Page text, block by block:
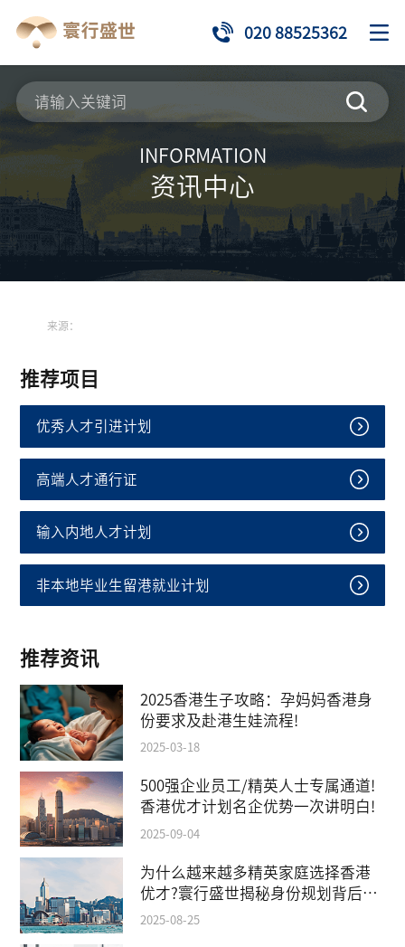
020 88525362
INFORMATION
资讯中心
来源：
推荐项目
优秀人才引进计划
高端人才通行证
输入内地人才计划
非本地毕业生留港就业计划
推荐资讯
2025香港生子攻略：孕妈妈香港身
份要求及赴港生娃流程!
2025-03-18
500强企业员工/精英人士专属通道!
香港优才计划名企优势一次讲明白!
2025-09-04
为什么越来越多精英家庭选择香港
优才?寰行盛世揭秘身份规划背后的
教育红利
2025-08-25